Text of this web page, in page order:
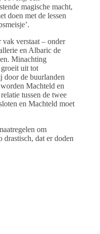
magische macht,
doen met de lessen
verstaat – onder
en Albaric de
Minachting
groeit uit tot
door de buurlanden
Machteld en
tussen de twee
en Machteld moet
om
dat er doden